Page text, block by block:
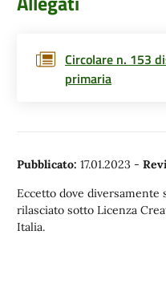
Circolare n. 153
primaria
Pubblicato: 17.01.2023 -
Eccetto dove diversamente
rilasciato sotto Licenza
Italia.